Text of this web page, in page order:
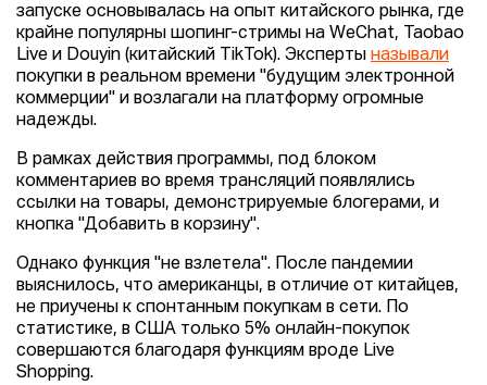
запуске основывалась на опыт китайского рынка, где
крайне популярны шопинг-стримы на WeChat, Taobao
Live и Douyin (китайский TikTok). Эксперты называли
покупки в реальном времени "будущим электронной
коммерции" и возлагали на платформу огромные
надежды.
В рамках действия программы, под блоком
комментариев во время трансляций появлялись
ссылки на товары, демонстрируемые блогерами, и
кнопка "Добавить в корзину".
Однако функция "не взлетела". После пандемии
выяснилось, что американцы, в отличие от китайцев,
не приучены к спонтанным покупкам в сети. По
статистике, в США только 5% онлайн-покупок
совершаются благодаря функциям вроде Live
Shopping.